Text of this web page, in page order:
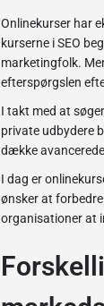
Onlinekurser har
kurserne i SEO
marketingfolk.
efterspørgslen
I takt med at
private udbydere
dække
I dag er
ønsker at
organisationer at